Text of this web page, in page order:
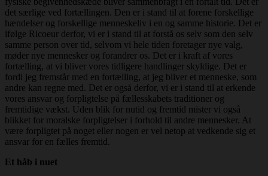
det særlige ved fortællingen. Den er i stand til at forene forskellige
hændelser og forskellige menneskeliv i en og samme historie. Det er
ifølge Ricoeur derfor, vi er i stand til at forstå os selv som den selv
samme person over tid, selvom vi hele tiden foretager nye valg,
møder nye mennesker og forandrer os. Det er i kraft af vores
fortælling, at vi bliver vores tidligere handlinger skyldige. Det er
fordi jeg fremstår med en fortælling, at jeg bliver et menneske, som
andre kan regne med. Det er også derfor, vi er i stand til at erkende
vores ansvar og forpligtelse på fællesskabets traditioner og
fremtidige vækst. Uden blik for nutid og fremtid mister vi også
blikket for moralske forpligtelser i forhold til andre mennesker. At
være forpligtet på noget eller nogen er vel netop at vedkende sig et
ansvar for en fælles fremtid.
Et håb i nuet